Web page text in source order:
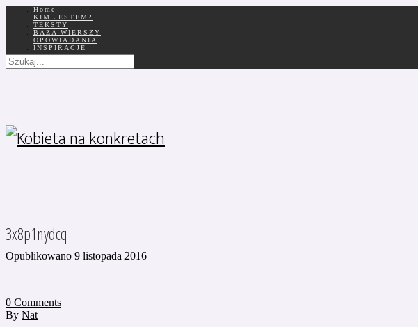
Home
KIM JESTEM?
TEKSTY
BAZA WIERSZY
OPOWIADANIA
INSPIRACJE
3x8p1nydcq
Opublikowano 9 listopada 2016
0 Comments
By Nat